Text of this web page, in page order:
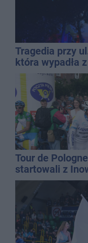
Tragedia przy
która wypadła
Tour de
startowali z